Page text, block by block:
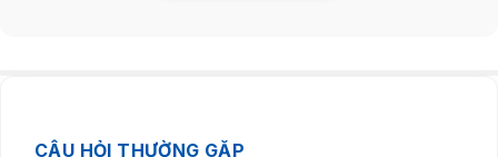
CÂU HỎI THƯỜNG GẶP